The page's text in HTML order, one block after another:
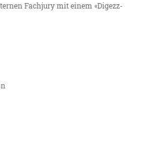
Fachjury mit einem «Digezz-